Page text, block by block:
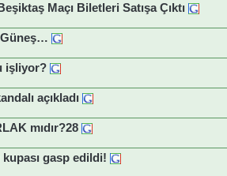
Maçı Biletleri Satışa Çıktı
Güneş…
işliyor?
açıkladı
mıdır?28
gasp edildi!